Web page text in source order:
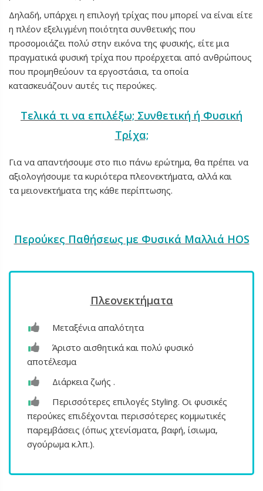
Δηλαδή, υπάρχει η επιλογή τρίχας που μπορεί να είναι είτε
η πλέον εξελιγμένη ποιότητα συνθετικής που
προσομοιάζει πολύ στην εικόνα της φυσικής, είτε μια
πραγματικά φυσική τρίχα που προέρχεται από ανθρώπους
που προμηθεύουν τα εργοστάσια, τα οποία
κατασκευάζουν αυτές τις περούκες.
Τελικά τι να επιλέξω; Συνθετική ή Φυσική
Τρίχα;
Για να απαντήσουμε στο πιο πάνω ερώτημα, θα πρέπει να
αξιολογήσουμε τα κυριότερα πλεονεκτήματα, αλλά και
τα μειονεκτήματα της κάθε περίπτωσης.
Περούκες Παθήσεως με Φυσικά Μαλλιά ΗΟS
Πλεονεκτήματα
Μεταξένια απαλότητα
Άριστο αισθητικά και πολύ φυσικό
αποτέλεσμα
Διάρκεια ζωής .
Περισσότερες επιλογές Styling. Οι φυσικές
περούκες επιδέχονται περισσότερες κομμωτικές
παρεμβάσεις (όπως χτενίσματα, βαφή, ίσιωμα,
σγούρωμα κ.λπ.).